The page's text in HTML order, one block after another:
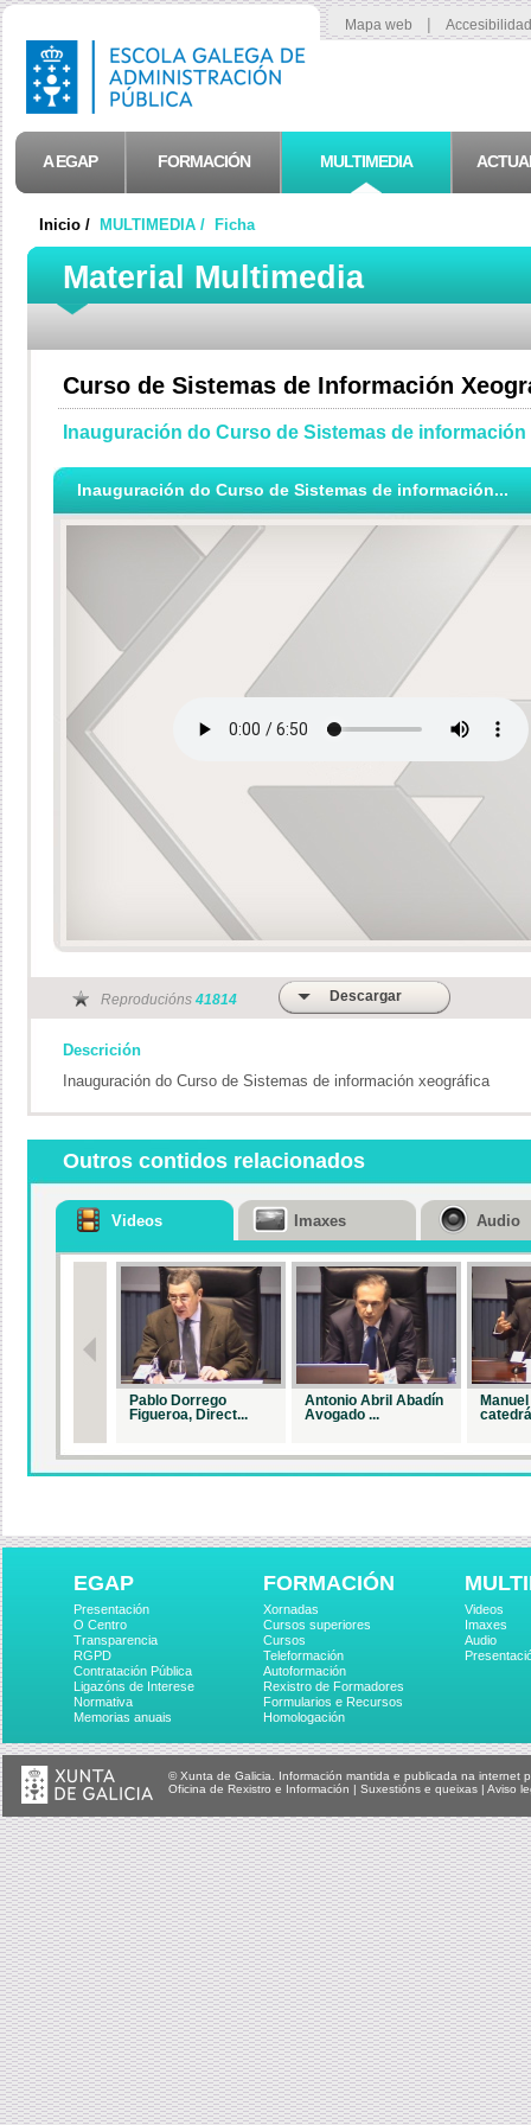
Mapa web |
A EGAP FORMACIÓN MULTIMEDIA
Inicio / MULTIMEDIA / Ficha
Material Multimedia
Curso de Sistemas de Información
Inauguración do Curso de Sistemas de
Inauguración do Curso de Sistemas de información...
Reproducións 41814 Descargar
Descrición
Inauguración do Curso de Sistemas de información xeográfica
Outros contidos relacionados
Videos
Pablo Dorrego
Figueroa, Direct...
Antonio Abril Abadín
Avogado ...
Imaxes Audio
EGAP
Presentación
O Centro
Transparencia
RGPD
Contratación Pública
Ligazóns de Interese
Normativa
Memorias anuais
FORMACIÓN
Xornadas
Cursos superiores
Cursos
Teleformación
Autoformación
Rexistro de Formadores
Formularios e Recursos
Homologación
Videos
Imaxes
Audio
© Xunta de Galicia. Información mantida e publicada na internet
Oficina de Rexistro e Información | Suxestións e queixas | Aviso